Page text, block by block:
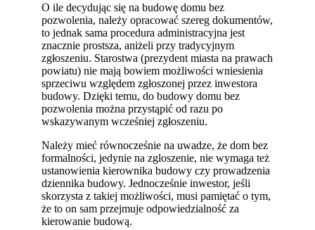
O ile decydując się na budowę domu bez
pozwolenia, należy opracować szereg dokumentów,
to jednak sama procedura administracyjna jest
znacznie prostsza, aniżeli przy tradycyjnym
zgłoszeniu. Starostwa (prezydent miasta na prawach
powiatu) nie mają bowiem możliwości wniesienia
sprzeciwu względem zgłoszonej przez inwestora
budowy. Dzięki temu, do budowy domu bez
pozwolenia można przystąpić od razu po
wskazywanym wcześniej zgłoszeniu.
Należy mieć równocześnie na uwadze, że dom bez
formalności, jedynie na zgloszenie, nie wymaga też
ustanowienia kierownika budowy czy prowadzenia
dziennika budowy. Jednocześnie inwestor, jeśli
skorzysta z takiej możliwości, musi pamiętać o tym,
że to on sam przejmuje odpowiedzialność za
kierowanie budową.